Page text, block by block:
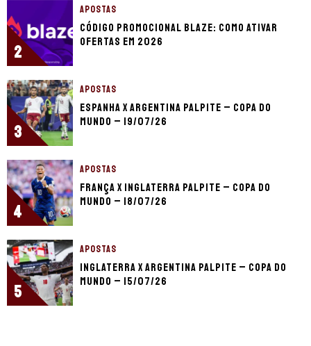
2
APOSTAS
Código promocional Blaze: como ativar
ofertas em 2026
3
APOSTAS
Espanha x Argentina palpite – Copa do
Mundo – 19/07/26
4
APOSTAS
França x Inglaterra palpite – Copa do
Mundo – 18/07/26
5
APOSTAS
Inglaterra x Argentina palpite – Copa do
Mundo – 15/07/26